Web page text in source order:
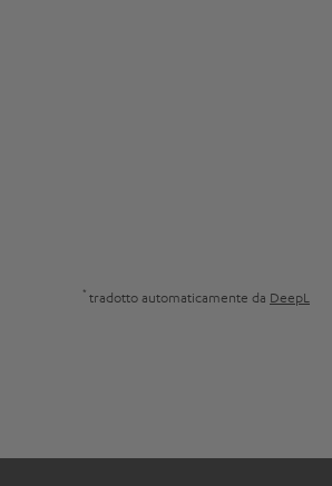
* tradotto automaticamente da DeepL